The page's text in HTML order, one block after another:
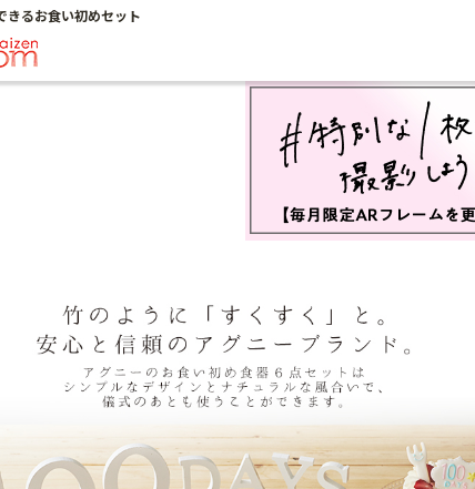
きるお食い初めセット